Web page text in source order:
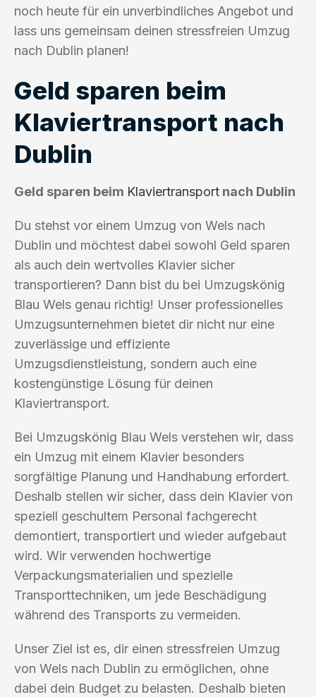
noch heute für ein unverbindliches Angebot und
lass uns gemeinsam deinen stressfreien Umzug
nach Dublin planen!
Geld sparen beim
Klaviertransport nach
Dublin
Geld sparen beim Klaviertransport nach Dublin
Du stehst vor einem Umzug von Wels nach
Dublin und möchtest dabei sowohl Geld sparen
als auch dein wertvolles Klavier sicher
transportieren? Dann bist du bei Umzugskönig
Blau Wels genau richtig! Unser professionelles
Umzugsunternehmen bietet dir nicht nur eine
zuverlässige und effiziente
Umzugsdienstleistung, sondern auch eine
kostengünstige Lösung für deinen
Klaviertransport.
Bei Umzugskönig Blau Wels verstehen wir, dass
ein Umzug mit einem Klavier besonders
sorgfältige Planung und Handhabung erfordert.
Deshalb stellen wir sicher, dass dein Klavier von
speziell geschultem Personal fachgerecht
demontiert, transportiert und wieder aufgebaut
wird. Wir verwenden hochwertige
Verpackungsmaterialien und spezielle
Transporttechniken, um jede Beschädigung
während des Transports zu vermeiden.
Unser Ziel ist es, dir einen stressfreien Umzug
von Wels nach Dublin zu ermöglichen, ohne
dabei dein Budget zu belasten. Deshalb bieten